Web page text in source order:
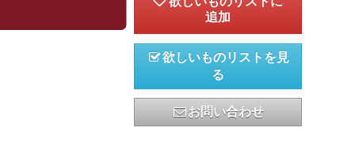
欲しいものリストを見
る
お問い合わせ